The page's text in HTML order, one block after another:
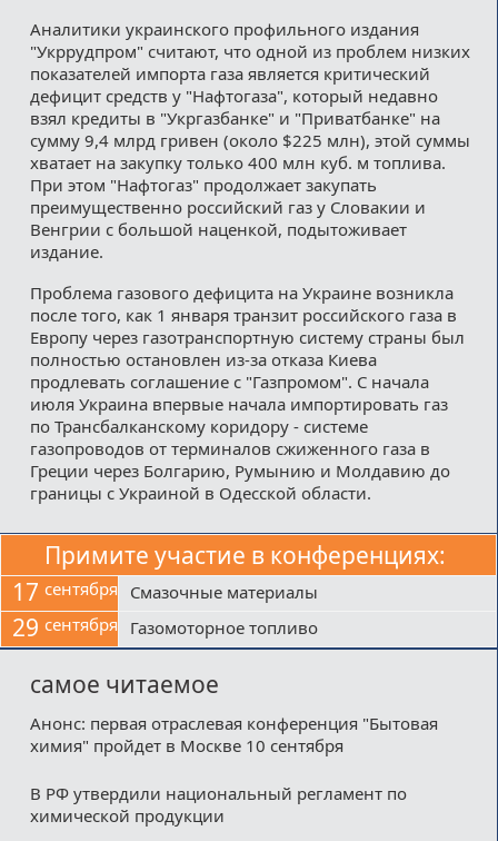
Аналитики украинского профильного издания
"Укррудпром" считают, что одной из проблем низких
показателей импорта газа является критический
дефицит средств у "Нафтогаза", который недавно
взял кредиты в "Укргазбанке" и "Приватбанке" на
сумму 9,4 млрд гривен (около $225 млн), этой суммы
хватает на закупку только 400 млн куб. м топлива.
При этом "Нафтогаз" продолжает закупать
преимущественно российский газ у Словакии и
Венгрии с большой наценкой, подытоживает
издание.
Проблема газового дефицита на Украине возникла
после того, как 1 января транзит российского газа в
Европу через газотранспортную систему страны был
полностью остановлен из-за отказа Киева
продлевать соглашение с "Газпромом". С начала
июля Украина впервые начала импортировать газ
по Трансбалканскому коридору - системе
газопроводов от терминалов сжиженного газа в
Греции через Болгарию, Румынию и Молдавию до
границы с Украиной в Одесской области.
Примите участие в конференциях:
17 сентября Смазочные материалы
29 сентября Газомоторное топливо
самое читаемое
Анонс: первая отраслевая конференция "Бытовая
химия" пройдет в Москве 10 сентября
В РФ утвердили национальный регламент по
химической продукции